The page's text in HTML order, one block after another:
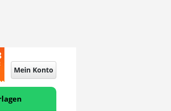
Mein Konto